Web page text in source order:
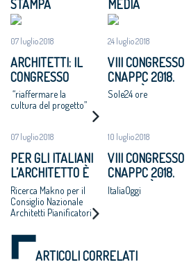
STAMPA
07 luglio 2018
ARCHITETTI: IL
CONGRESSO
NAZIONALE
APPROVA UN
ADOTTI UN
PROGRAMMA
NAZIONALE DI
RIGENERAZIONE
URBANE,
ALTERNATIVA A
INCONTROLLATE
E AL CONSUMO DI
SUOLO”
“riaffermare la
cultura del progetto”
07 luglio 2018
PER GLI ITALIANI
L’ARCHITETTO È
UNA FIGURA
CRUCIALE PER
DISEGNARE LO
SVILUPPO
ECONOMICO E
SOCIALE DEL
Ricerca Makno per il
Consiglio Nazionale
Architetti Pianificatori
Conservatori –
CNAPPC
MEDIA
24 luglio 2018
VIII CONGRESSO
CNAPPC 2018.
LUNEDÌ 25 LUGLIO
Sole24 ore
10 luglio 2018
VIII CONGRESSO
CNAPPC 2018.
MARTEDÌ 10
ItaliaOggi
ARTICOLI CORRELATI